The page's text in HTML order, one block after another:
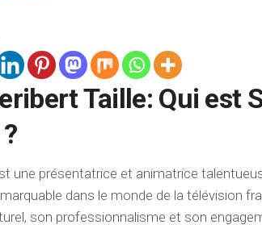
Taille: Qui est
une présentatrice et animatrice
dans le monde de la télévision
son professionnalisme et son